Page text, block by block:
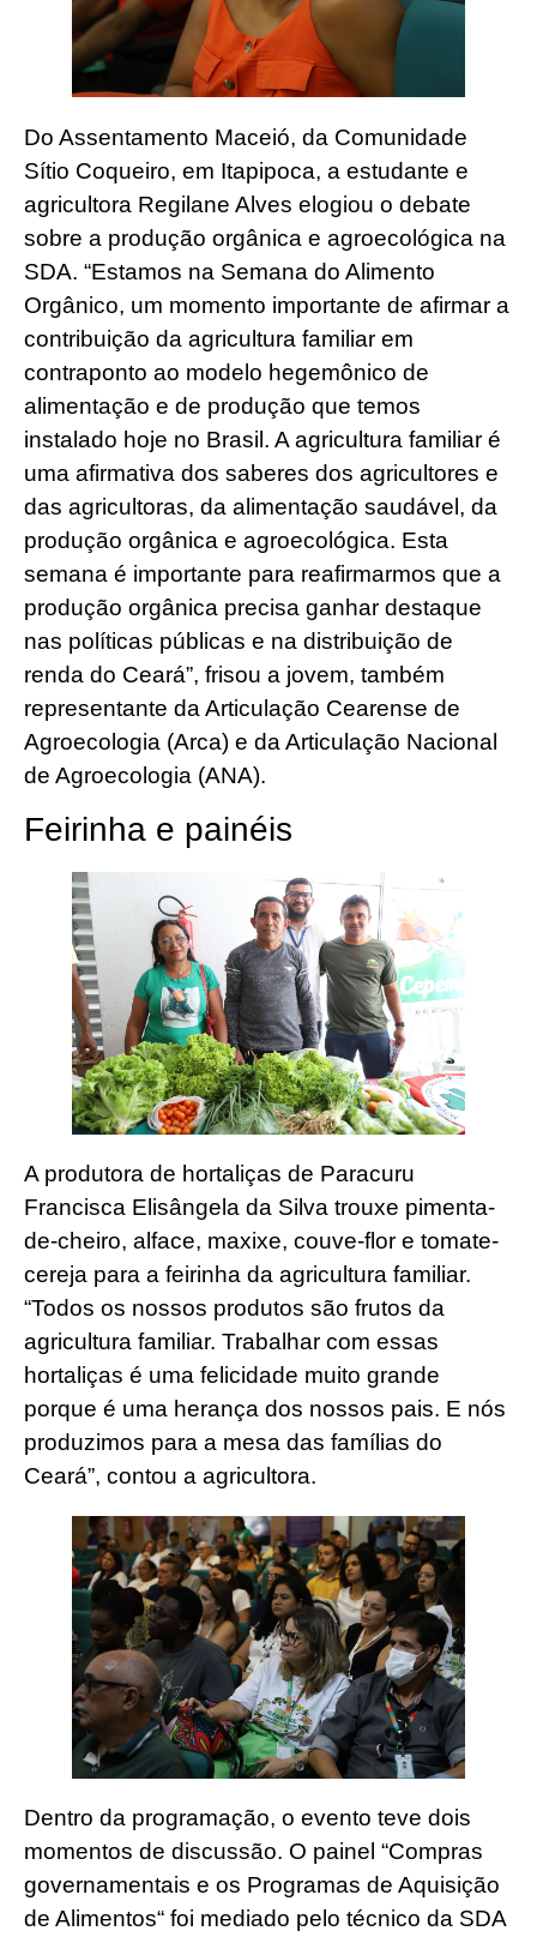
Do Assentamento Maceió, da Comunidade
Sítio Coqueiro, em Itapipoca, a estudante e
agricultora Regilane Alves elogiou o debate
sobre a produção orgânica e agroecológica na
SDA. “Estamos na Semana do Alimento
Orgânico, um momento importante de afirmar a
contribuição da agricultura familiar em
contraponto ao modelo hegemônico de
alimentação e de produção que temos
instalado hoje no Brasil. A agricultura familiar é
uma afirmativa dos saberes dos agricultores e
das agricultoras, da alimentação saudável, da
produção orgânica e agroecológica. Esta
semana é importante para reafirmarmos que a
produção orgânica precisa ganhar destaque
nas políticas públicas e na distribuição de
renda do Ceará”, frisou a jovem, também
representante da Articulação Cearense de
Agroecologia (Arca) e da Articulação Nacional
de Agroecologia (ANA).
Feirinha e painéis
A produtora de hortaliças de Paracuru
Francisca Elisângela da Silva trouxe pimenta-
de-cheiro, alface, maxixe, couve-flor e tomate-
cereja para a feirinha da agricultura familiar.
“Todos os nossos produtos são frutos da
agricultura familiar. Trabalhar com essas
hortaliças é uma felicidade muito grande
porque é uma herança dos nossos pais. E nós
produzimos para a mesa das famílias do
Ceará”, contou a agricultora.
Dentro da programação, o evento teve dois
momentos de discussão. O painel “Compras
governamentais e os Programas de Aquisição
de Alimentos“ foi mediado pelo técnico da SDA